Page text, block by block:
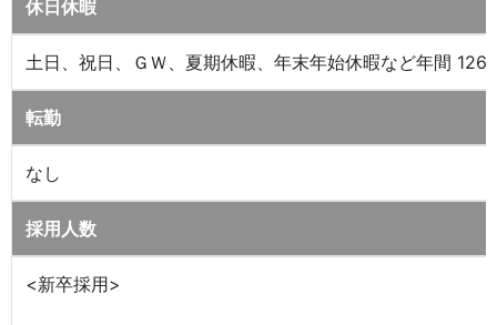
休日休暇
土日、祝日、ＧＷ、夏期休暇、年末年始休暇など年間 126
転勤
なし
採用人数
<新卒採用>